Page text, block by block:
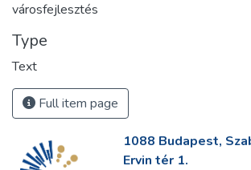
városfejlesztés
Type
Text
Full item page
1088 Budapest,
Ervin tér 1.